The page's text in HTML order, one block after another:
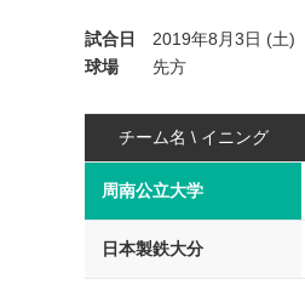
試合日
2019年8月3日 (土)
球場
先方
チーム名 \ イニング
周南公立大学
日本製鉄大分